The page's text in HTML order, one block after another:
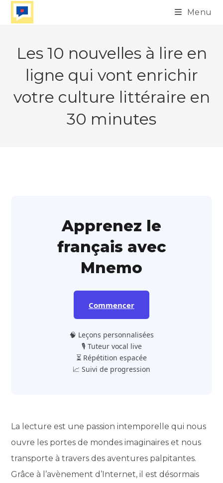
Skip
Menu
Les 10 nouvelles à lire en
ligne qui vont enrichir
votre culture littéraire en
30 minutes
Apprenez le
français avec
Mnemo
Commencer
🧠 Leçons personnalisées
🎙️ Tuteur vocal live
⏳ Répétition espacée
📈 Suivi de progression
La lecture est une passion intemporelle qui nous
ouvre les portes de mondes imaginaires et nous
transporte à travers des aventures palpitantes.
Grâce à l’avènement d’Internet, il est désormais